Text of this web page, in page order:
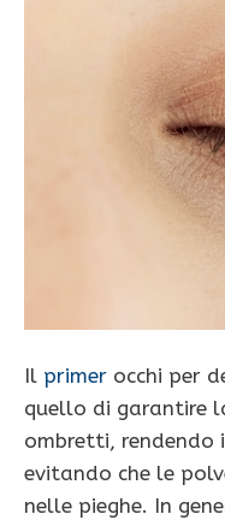
Il primer occhi per
quello di garantire
ombretti, rendendo
evitando che le
nelle pieghe. In